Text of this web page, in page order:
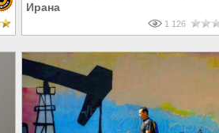
Ирана
1 126